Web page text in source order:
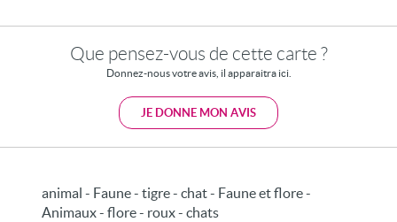
Que pensez-vous de cette carte ?
Donnez-nous votre avis, il apparaitra ici.
JE DONNE MON AVIS
animal - Faune - tigre - chat - Faune et flore -
Animaux - flore - roux - chats